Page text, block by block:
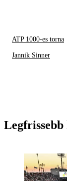
ATP 1000-es torna
Jannik Sinner